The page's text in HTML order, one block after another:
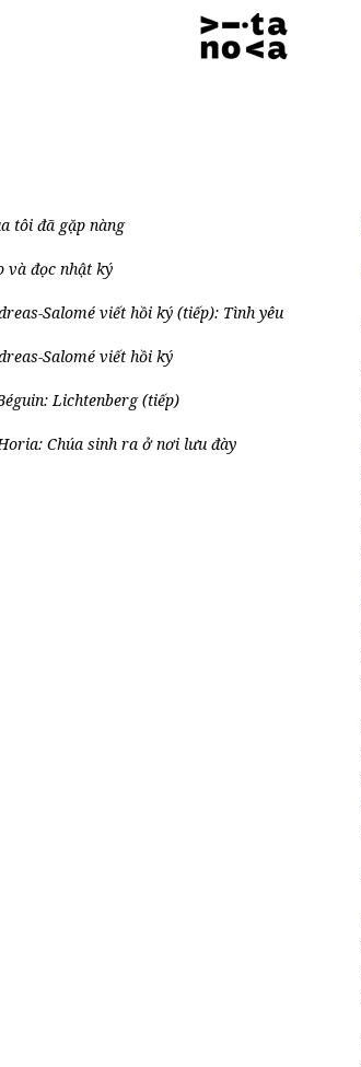
tôi đã gặp nàng
và đọc nhật ký
Salomé viết hồi ký (tiếp): Tình yêu
Salomé viết hồi ký
Lichtenberg (tiếp)
Chúa sinh ra ở nơi lưu đày